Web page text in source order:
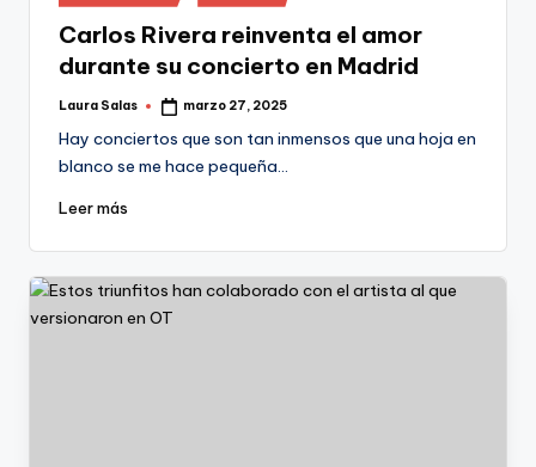
en
Carlos Rivera reinventa el amor
durante su concierto en Madrid
Publicado
Laura Salas marzo 27, 2025
Hay conciertos que son tan inmensos que una hoja en
blanco se me hace pequeña…
Leer más